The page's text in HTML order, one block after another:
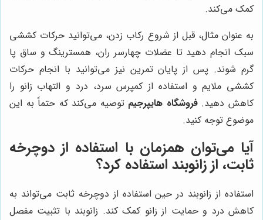
کمک می‌کند.
به عنوان مثال، قبل از شروع رکاب زدن، می‌توانید حرکات کششی
سبک انجام دهید تا عضلات چهارسر ران، همسترینگ و ساق پا
گرم شوند. پس از پایان تمرین نیز می‌توانید با انجام حرکات
کششی ملایم و استفاده از کمپرس سرد، درد و التهاب زانو را
کاهش دهید.فروشگاه هایپرجیم توصیه می‌کند که حتماً به این
موضوع توجه کنید.
آیا می‌توان همزمان با استفاده از دوچرخه
ثابت، از زانوبند استفاده کرد؟
استفاده از زانوبند در حین استفاده از دوچرخه ثابت می‌تواند به
کاهش درد و حمایت از زانو کمک کند. زانوبند با تثبیت مفصل